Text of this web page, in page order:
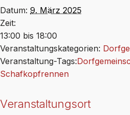
Datum: 9. März 2025
Zeit:
13:00 bis 18:00
Veranstaltungskategorien:
Veranstaltung-Tags:
Schafkopfrennen
Veranstaltungsort